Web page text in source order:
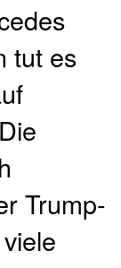
tut es
Trump-